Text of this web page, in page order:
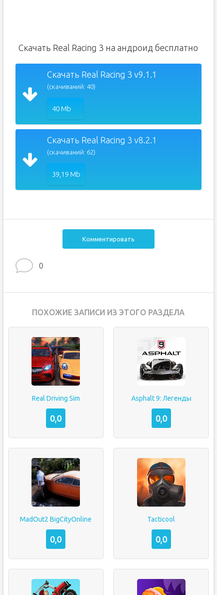
Скачать Real Racing 3 на андроид бесплатно
Скачать Real Racing 3 v9.1.1
(скачиваний: 40)
40 Mb
Скачать Real Racing 3 v8.2.1
(скачиваний: 62)
39,19 Mb
Комментировать
0
ПОХОЖИЕ ЗАПИСИ ИЗ ЭТОГО РАЗДЕЛА
Real Driving Sim
0,0
Asphalt 9: Легенды
0,0
MadOut2 BigCityOnline
0,0
Tacticool
0,0